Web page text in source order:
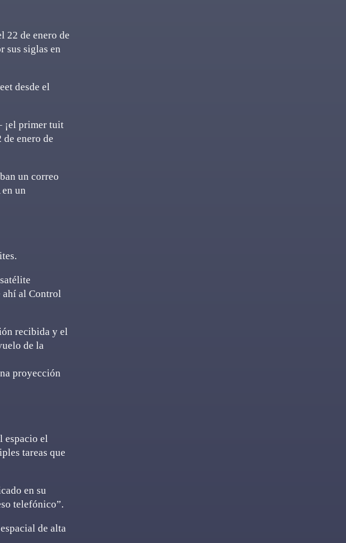
22 de enero de
sus siglas en
desde el
¡el primer tuit
enero de
un correo
un
ahí al Control
recibida y el
de la
proyección
espacio el
tareas que
en su
telefónico”.
de alta